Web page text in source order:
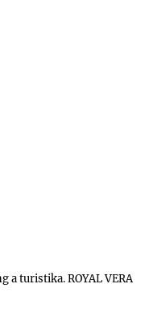
turistika. ROYAL VERA